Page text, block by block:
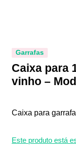
Garrafas
Caixa para
vinho –
Caixa para
Este produto está